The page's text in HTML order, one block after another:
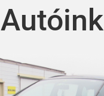
Autóink